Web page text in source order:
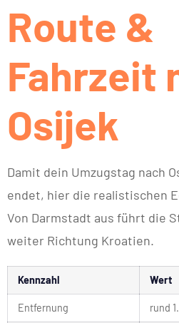
Route &
Fahrzeit
Osijek
Damit dein Umzugstag nach
endet, hier die realistischen
Von Darmstadt aus führt die
weiter Richtung Kroatien.
Kennzahl Wert
Entfernung rund